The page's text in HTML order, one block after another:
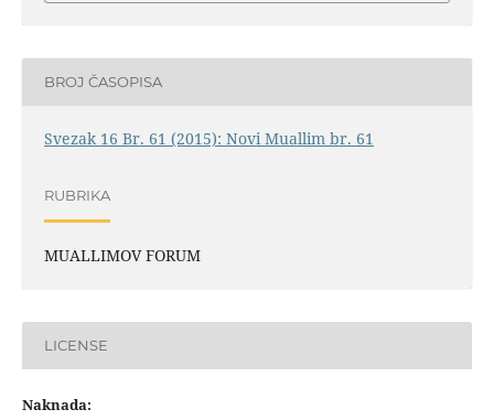
BROJ ČASOPISA
Svezak 16 Br. 61 (2015): Novi Muallim br. 61
RUBRIKA
MUALLIMOV FORUM
LICENSE
Naknada: